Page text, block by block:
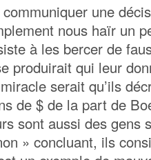
une
nous haïr un
à les bercer de
produirait qui leur
serait qu’ils
de $ de la part de
sont aussi des gens
» concluant, ils